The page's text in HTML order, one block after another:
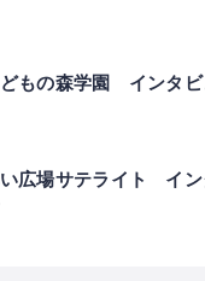
もの森学園 インタビ
広場サテライト イン